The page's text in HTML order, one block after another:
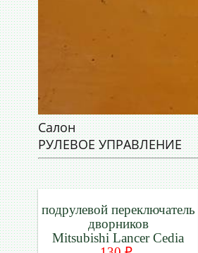
Салон
РУЛЕВОЕ УПРАВЛЕНИЕ
подрулевой переключатель
дворников
Mitsubishi Lancer Cedia